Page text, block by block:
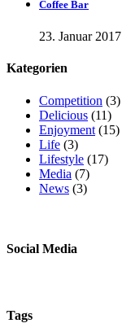
Coffee Bar
23. Januar 2017
Kategorien
Competition (3)
Delicious (11)
Enjoyment (15)
Life (3)
Lifestyle (17)
Media (7)
News (3)
Social Media
Tags